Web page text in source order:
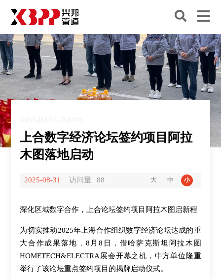
上合数字经济论坛签约项目阿拉
木图落地启动
2025-08-31 访问量 88 大 中 小
深化区域数字合作，上合论坛签约项目阿拉木图启新程
为切实推动2025年上海合作组织数字经济论坛达成的重
大合作成果落地，8月8日，借哈萨克斯坦阿拉木图
HOMETECH&ELECTRA展会开幕之机，中方单位隆重
举行了该论坛重点签约项目的揭牌启动仪式。